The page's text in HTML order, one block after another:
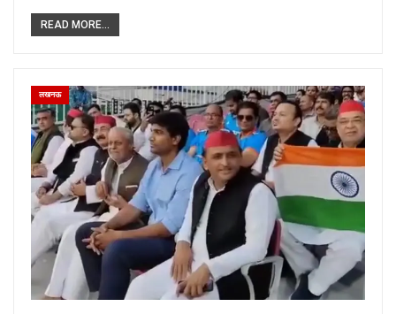
READ MORE...
लखनऊ